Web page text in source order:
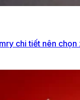
chi tiết nên chọn